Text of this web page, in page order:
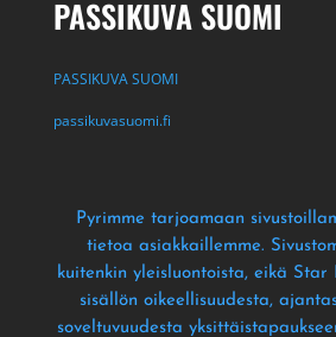
PASSIKUVA SUOMI
PASSIKUVA SUOMI
passikuvasuomi.fi
Pyrimme tarjoamaan
tietoa asiakkaillemme.
kuitenkin yleisluontoista, eikä Star
sisällön oikeellisuudesta,
soveltuvuudesta